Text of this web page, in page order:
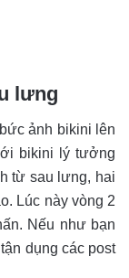
lưng
ảnh bikini lên
bikini lý tưởng
từ sau lưng, hai
Lúc này vòng 2
Nếu như bạn
dụng các post